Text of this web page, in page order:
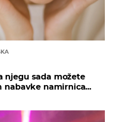
njegu sada možete
namirnica...